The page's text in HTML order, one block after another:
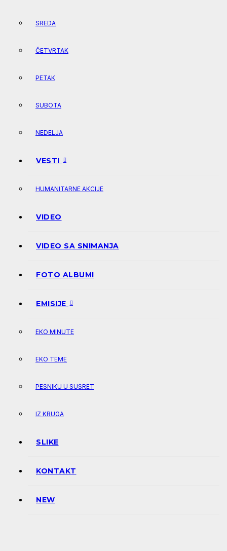
SREDA
ČETVRTAK
PETAK
SUBOTA
NEDELJA
VESTI
HUMANITARNE AKCIJE
VIDEO
VIDEO SA SNIMANJA
FOTO ALBUMI
EMISIJE
EKO MINUTE
EKO TEME
PESNIKU U SUSRET
IZ KRUGA
SLIKE
KONTAKT
NEW